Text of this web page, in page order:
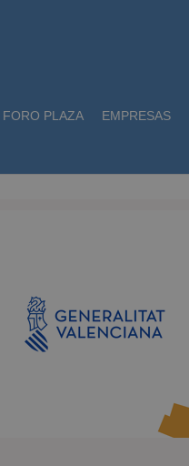
FORO PLAZA EMPRESAS